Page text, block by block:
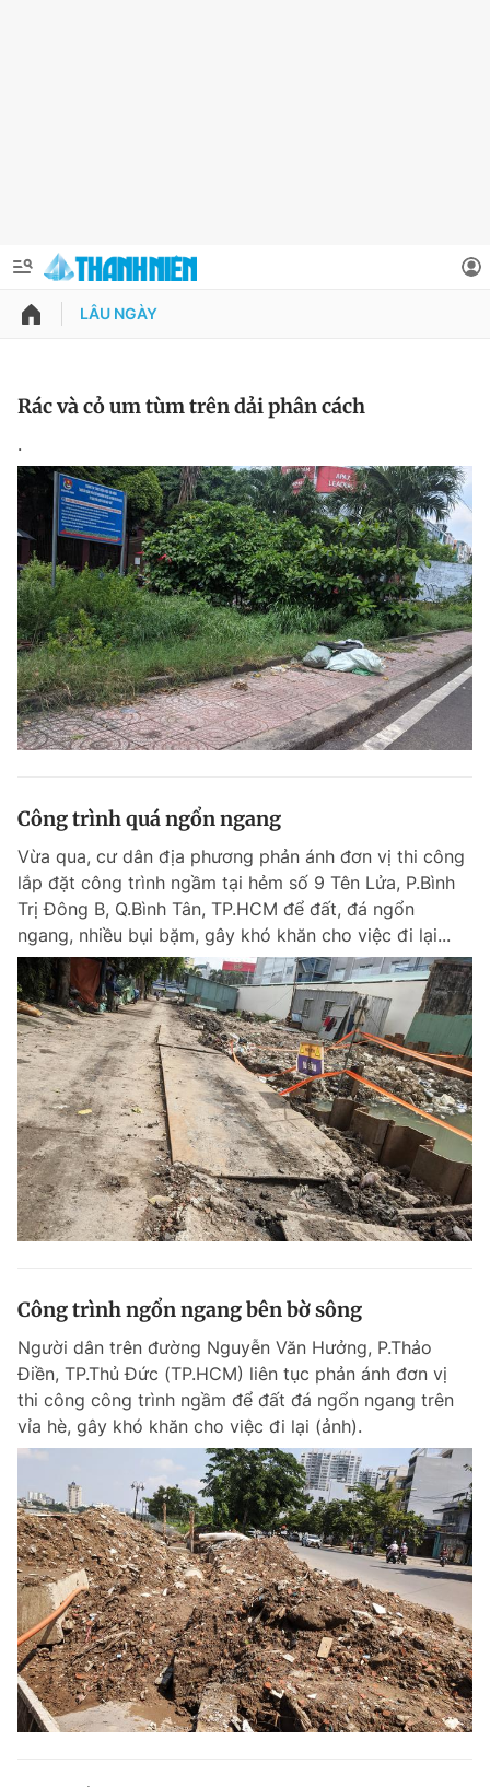
QUẢNG CÁO
Chuyên mục khác
Chào ngày mới Tin 24h
Tin thị trường Tin 360
Video Magazine
Tiện ích Bạn cần biết
Thông tin tòa soạn Liên hệ quảng cáo
Đọc Thanh Niên trên điện thoại
Theo dõi báo trên
Tổng biên tập: Nguyễn Ngọc Toàn
Phó tổng biên tập thường trực: Hải Thành
Phó tổng biên tập: Lâm Hiếu Dũng
Phó tổng biên tập: Trần Việt Hưng
Tổng thư ký tòa soạn: Đức Trung
Giấy phép xuất bản số 110/GP - BTTTT cấp ngày 24.3.2020
© 2003-2026 Bản quyền thuộc về Báo Thanh Niên. Cấm sao chép
dưới mọi hình thức nếu không có sự chấp thuận bằng văn bản.
Phát triển bởi ePi Technologies, JSC.
Thông tin tài khoản
Tin đã lưu
Tin đã xem
Đăng xuất
LÂU NGÀY
Rác và cỏ um tùm trên dải phân cách
.
Công trình quá ngổn ngang
Vừa qua, cư dân địa phương phản ánh đơn vị thi công
lắp đặt công trình ngầm tại hẻm số 9 Tên Lửa, P.Bình
Trị Đông B, Q.Bình Tân, TP.HCM để đất, đá ngổn
ngang, nhiều bụi bặm, gây khó khăn cho việc đi lại...
Công trình ngổn ngang bên bờ sông
Người dân trên đường Nguyễn Văn Hưởng, P.Thảo
Điền, TP.Thủ Đức (TP.HCM) liên tục phản ánh đơn vị
thi công công trình ngầm để đất đá ngổn ngang trên
vỉa hè, gây khó khăn cho việc đi lại (ảnh).